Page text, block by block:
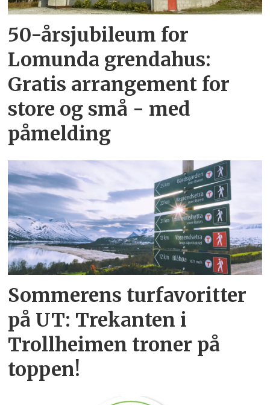
50-årsjubileum for
Lomunda grendahus:
Gratis arrangement for
store og små - med
påmelding
Sommerens turfavoritter
på UT: Trekanten i
Trollheimen troner på
toppen!